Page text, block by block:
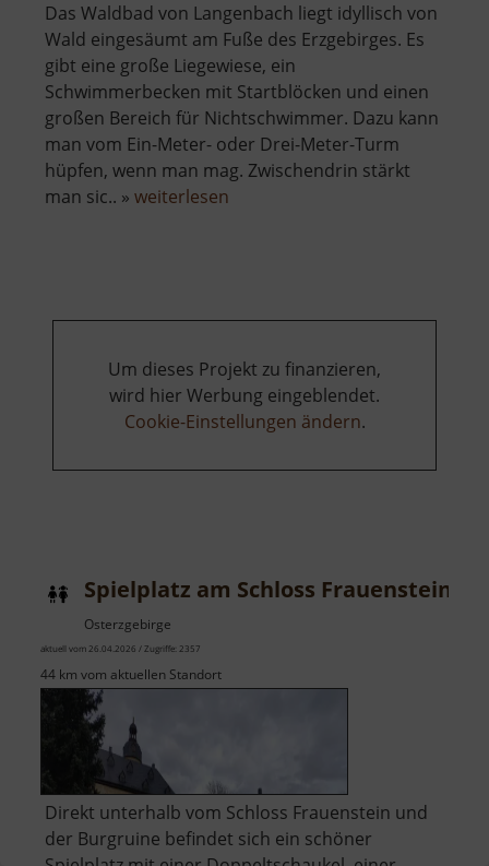
Das Waldbad von Langenbach liegt idyllisch von
Wald eingesäumt am Fuße des Erzgebirges. Es
gibt eine große Liegewiese, ein
Schwimmerbecken mit Startblöcken und einen
großen Bereich für Nichtschwimmer. Dazu kann
man vom Ein-Meter- oder Drei-Meter-Turm
hüpfen, wenn man mag. Zwischendrin stärkt
man sic.. » weiterlesen
Um dieses Projekt zu finanzieren,
wird hier Werbung eingeblendet.
Cookie-Einstellungen ändern.
Spielplatz am Schloss Frauenstein
Osterzgebirge
aktuell vom 26.04.2026 / Zugriffe: 2357
44 km vom aktuellen Standort
Direkt unterhalb vom Schloss Frauenstein und
der Burgruine befindet sich ein schöner